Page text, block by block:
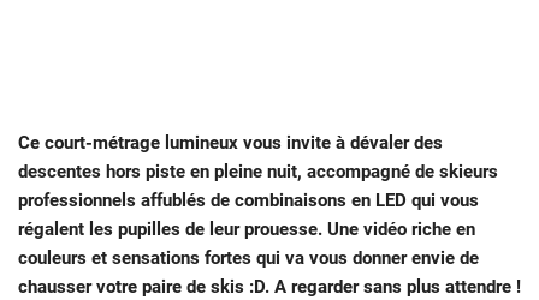
Ce court-métrage lumineux vous invite à dévaler des
descentes hors piste en pleine nuit, accompagné de skieurs
professionnels affublés de combinaisons en LED qui vous
régalent les pupilles de leur prouesse. Une vidéo riche en
couleurs et sensations fortes qui va vous donner envie de
chausser votre paire de skis :D. A regarder sans plus attendre !